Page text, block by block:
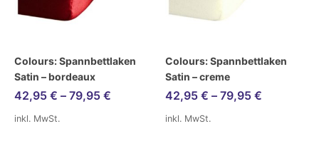
Colours: Spannbettlaken
Satin – bordeaux
42,95 € – 79,95 €
inkl. MwSt.
Colours: Spannbettlaken
Satin – creme
42,95 € – 79,95 €
inkl. MwSt.